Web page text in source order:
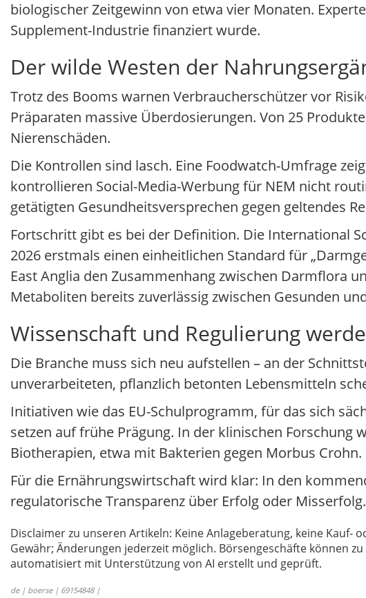
biologischer Zeitgewinn von etwa vier Monaten.
Supplement-Industrie finanziert wurde.
Der wilde Westen der
Trotz des Booms warnen Verbraucherschützer vor
Präparaten massive Überdosierungen. Von 25
Nierenschäden.
Die Kontrollen sind lasch. Eine Foodwatch-Umfrage
kontrollieren Social-Media-Werbung für NEM nicht
getätigten Gesundheitsversprechen gegen geltendes
Fortschritt gibt es bei der Definition. Die International
2026 erstmals einen einheitlichen Standard für
East Anglia den Zusammenhang zwischen Darmflora
Metaboliten bereits zuverlässig zwischen Gesunden
Wissenschaft und Regulierung
Die Branche muss sich neu aufstellen – an der
unverarbeiteten, pflanzlich betonten Lebensmitteln
Initiativen wie das EU-Schulprogramm, für das sich
setzen auf frühe Prägung. In der klinischen
Biotherapien, etwa mit Bakterien gegen Morbus Crohn.
Für die Ernährungswirtschaft wird klar: In den
regulatorische Transparenz über Erfolg oder Misserfolg.
Disclaimer zu unseren Artikeln: Keine Anlageberatung, keine
Gewähr; Änderungen jederzeit möglich. Börsengeschäfte können
automatisiert mit Unterstützung von AI erstellt und geprüft.
de | boerse | 69154848 |